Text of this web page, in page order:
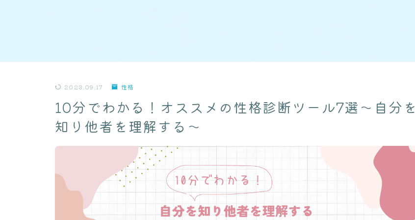
2023.09.17 性格
10分でわかる！オススメの性格診断ツール7選〜自分を
知り他者を理解する〜